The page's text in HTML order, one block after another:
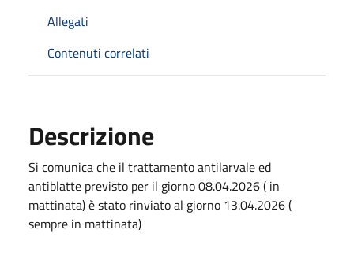
Allegati
Contenuti correlati
Descrizione
Si comunica che il trattamento antilarvale ed
antiblatte previsto per il giorno 08.04.2026 ( in
mattinata) è stato rinviato al giorno 13.04.2026 (
sempre in mattinata)